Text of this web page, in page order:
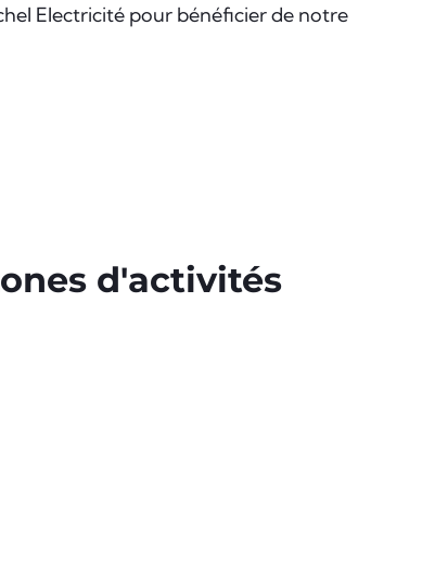
Electricité pour bénéficier de notre
d'activités